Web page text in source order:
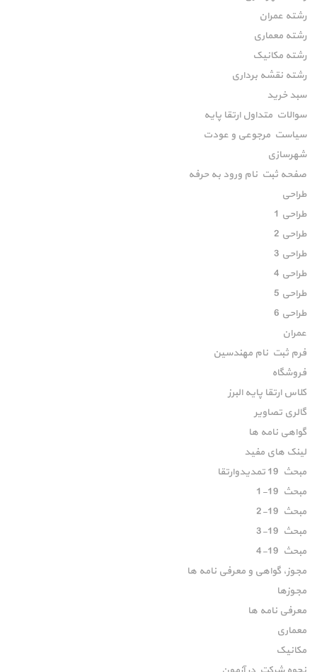
رشته عمران
رشته معماری
رشته مکانیک
رشته نقشه برداری
سبد خرید
سوالات متداول ارتقا پایه
سیاست مرجوعی و عودت
شهرسازی
صفحه ثبت نام ورود به حرفه
طراحی
طراحی 1
طراحی 2
طراحی 3
طراحی 4
طراحی 5
طراحی 6
عمران
فرم ثبت نام مهندسین
فروشگاه
کلاس ارتقا پایه البرز
گالری تصاویر
گواهی نامه ها
لینک های مفید
مبحث 19 تمدیدوارتقا
مبحث 19-1
مبحث 19-2
مبحث 19-3
مبحث 19-4
مجوز، گواهی و معرفی نامه ها
مجوزها
معرفی نامه ها
معماری
مکانیک